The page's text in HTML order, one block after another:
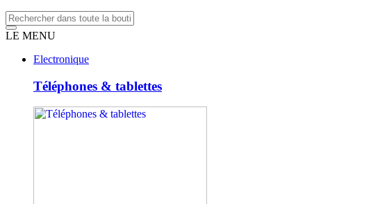
LE MENU
Electronique
Téléphones & tablettes